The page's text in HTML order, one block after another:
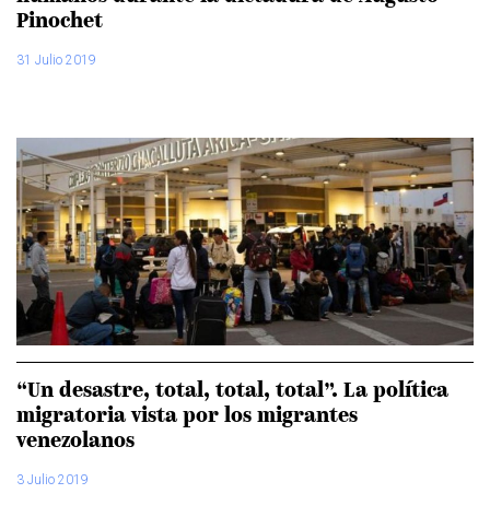
Pinochet
31 Julio 2019
“Un desastre, total, total, total”. La política
migratoria vista por los migrantes
venezolanos
3 Julio 2019